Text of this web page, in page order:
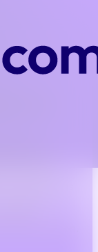
des
et des
opérations
d’un
d’interruption.